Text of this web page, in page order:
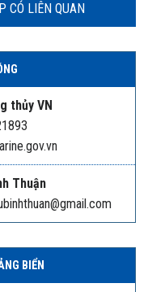
CÓ LIÊN QUAN
thủy VN
Thuận
BIỂN